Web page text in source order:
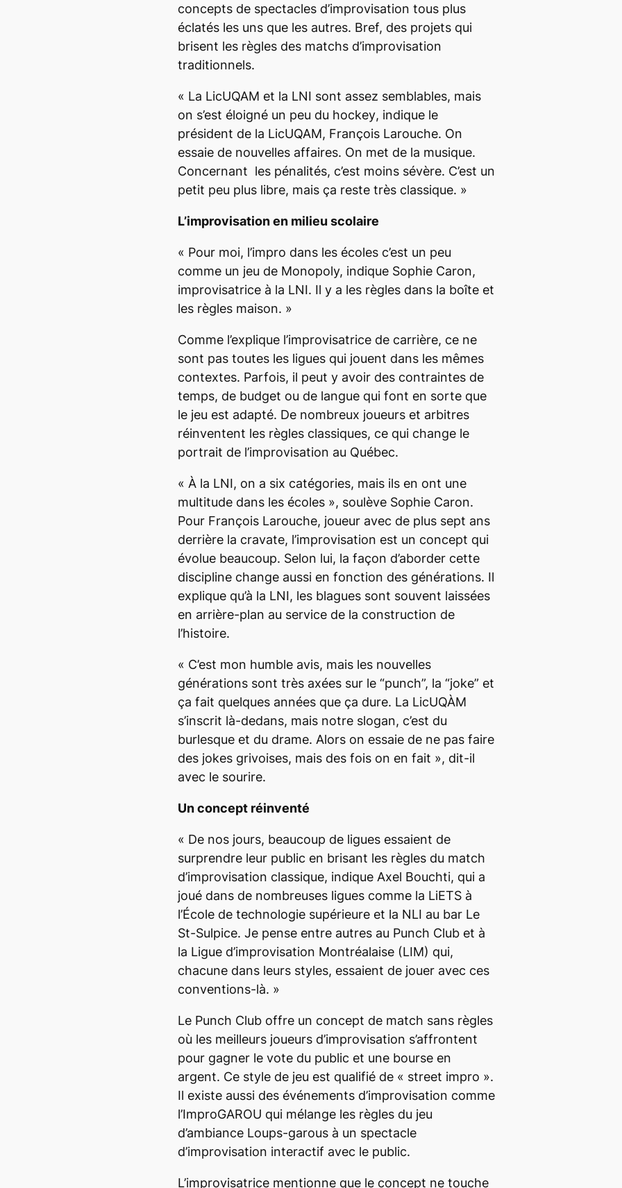
concepts de spectacles d’improvisation tous plus
éclatés les uns que les autres. Bref, des projets qui
brisent les règles des matchs d’improvisation
traditionnels.
« La LicUQAM et la LNI sont assez semblables, mais
on s’est éloigné un peu du hockey, indique le
président de la LicUQAM, François Larouche. On
essaie de nouvelles affaires. On met de la musique.
Concernant les pénalités, c’est moins sévère. C’est un
petit peu plus libre, mais ça reste très classique. »
L’improvisation en milieu scolaire
« Pour moi, l’impro dans les écoles c’est un peu
comme un jeu de Monopoly, indique Sophie Caron,
improvisatrice à la LNI. Il y a les règles dans la boîte et
les règles maison. »
Comme l’explique l’improvisatrice de carrière, ce ne
sont pas toutes les ligues qui jouent dans les mêmes
contextes. Parfois, il peut y avoir des contraintes de
temps, de budget ou de langue qui font en sorte que
le jeu est adapté. De nombreux joueurs et arbitres
réinventent les règles classiques, ce qui change le
portrait de l’improvisation au Québec.
« À la LNI, on a six catégories, mais ils en ont une
multitude dans les écoles », soulève Sophie Caron.
Pour François Larouche, joueur avec de plus sept ans
derrière la cravate, l’improvisation est un concept qui
évolue beaucoup. Selon lui, la façon d’aborder cette
discipline change aussi en fonction des générations. Il
explique qu’à la LNI, les blagues sont souvent laissées
en arrière-plan au service de la construction de
l’histoire.
« C’est mon humble avis, mais les nouvelles
générations sont très axées sur le “punch”, la “joke” et
ça fait quelques années que ça dure. La LicUQÀM
s’inscrit là-dedans, mais notre slogan, c’est du
burlesque et du drame. Alors on essaie de ne pas faire
des jokes grivoises, mais des fois on en fait », dit-il
avec le sourire.
Un concept réinventé
« De nos jours, beaucoup de ligues essaient de
surprendre leur public en brisant les règles du match
d’improvisation classique, indique Axel Bouchti, qui a
joué dans de nombreuses ligues comme la LiETS à
l’École de technologie supérieure et la NLI au bar Le
St-Sulpice. Je pense entre autres au Punch Club et à
la Ligue d’improvisation Montréalaise (LIM) qui,
chacune dans leurs styles, essaient de jouer avec ces
conventions-là. »
Le Punch Club offre un concept de match sans règles
où les meilleurs joueurs d’improvisation s’affrontent
pour gagner le vote du public et une bourse en
argent. Ce style de jeu est qualifié de « street impro ».
Il existe aussi des événements d’improvisation comme
l’ImproGAROU qui mélange les règles du jeu
d’ambiance Loups-garous à un spectacle
d’improvisation interactif avec le public.
L’improvisatrice mentionne que le concept ne touche